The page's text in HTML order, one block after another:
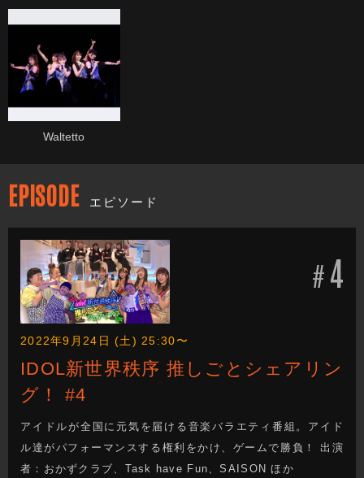
Waltetto
EPISODE エピソード
#4
2022年9月24日 (土) 25:30〜
IDOL新世界秩序 推しごとシェアリン
グ！ #4
アイドルが全国に元気を届ける音楽バラエティ番組。アイド
ル達がパフォーマンスする権利をかけ、ゲームで勝負！ 出演
者：おかずクラブ、Task have Fun、SAISON ほか